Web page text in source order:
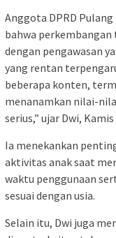
Anggota DPRD
bahwa
dengan pengawasan
yang rentan
beberapa konten,
menanamkan nilai-
serius,” ujar Dwi,
Ia menekankan
aktivitas anak saat
waktu penggunaan
sesuai dengan usia.
Selain itu, Dwi juga